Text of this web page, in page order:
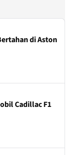
di Aston
Cadillac F1